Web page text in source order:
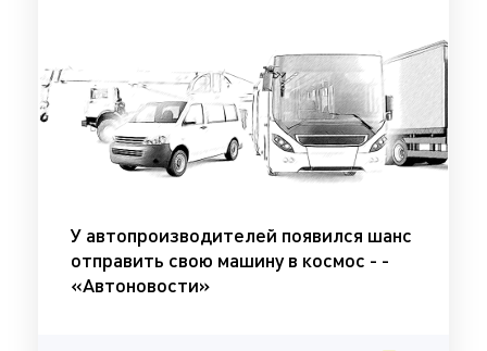
У автопроизводителей появился шанс
отправить свою машину в космос - -
«Автоновости»